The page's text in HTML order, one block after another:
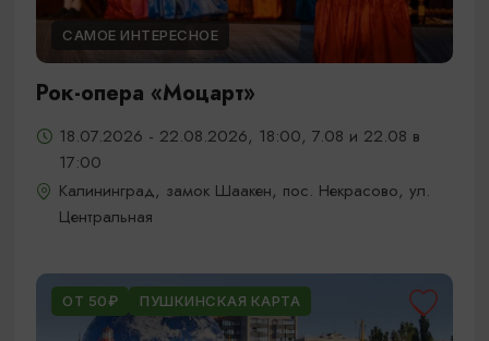
САМОЕ ИНТЕРЕСНОЕ
Рок-опера «Моцарт»
18.07.2026 - 22.08.2026, 18:00, 7.08 и 22.08 в
17:00
Калининград, замок Шаакен, пос. Некрасово, ул.
Центральная
ОТ 50₽ ПУШКИНСКАЯ КАРТА